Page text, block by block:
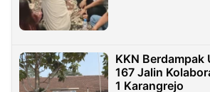
KKN Berdampak
167 Jalin
1 Karangrejo